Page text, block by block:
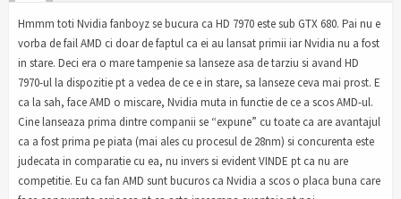
Hmmm toti Nvidia fanboyz se bucura ca HD 7970 este sub GTX 680. Pai nu e
vorba de fail AMD ci doar de faptul ca ei au lansat primii iar Nvidia nu a fost
in stare. Deci era o mare tampenie sa lanseze asa de tarziu si avand HD
7970-ul la dispozitie pt a vedea de ce e in stare, sa lanseze ceva mai prost. E
ca la sah, face AMD o miscare, Nvidia muta in functie de ce a scos AMD-ul.
Cine lanseaza prima dintre companii se “expune” cu toate ca are avantajul
ca a fost prima pe piata (mai ales cu procesul de 28nm) si concurenta este
judecata in comparatie cu ea, nu invers si evident VINDE pt ca nu are
competitie. Eu ca fan AMD sunt bucuros ca Nvidia a scos o placa buna care